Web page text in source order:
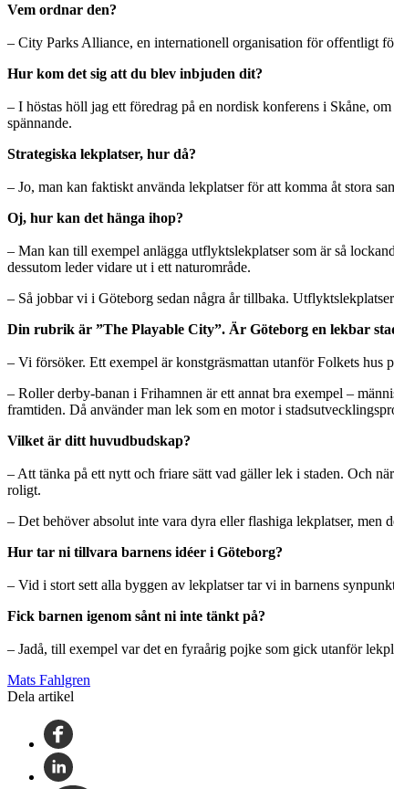
Vem ordnar den?
– City Parks Alliance, en internationell organisation för offentligt
Hur kom det sig att du blev inbjuden dit?
– I höstas höll jag ett föredrag på en nordisk konferens i Skåne,
spännande.
Strategiska lekplatser, hur då?
– Jo, man kan faktiskt använda lekplatser för att komma åt stora
Oj, hur kan det hänga ihop?
– Man kan till exempel anlägga utflyktslekplatser som är så
dessutom leder vidare ut i ett naturområde.
– Så jobbar vi i Göteborg sedan några år tillbaka.
Din rubrik är ”The Playable City”. Är Göteborg en lekbar
– Vi försöker. Ett exempel är konstgräsmattan utanför Folkets hus
– Roller derby-banan i Frihamnen är ett annat bra exempel –
framtiden. Då använder man lek som en motor i
Vilket är ditt huvudbudskap?
– Att tänka på ett nytt och friare sätt vad gäller lek i staden. Och
roligt.
– Det behöver absolut inte vara dyra eller flashiga lekplatser, men
Hur tar ni tillvara barnens idéer i Göteborg?
– Vid i stort sett alla byggen av lekplatser tar vi in barnens
Fick barnen igenom sånt ni inte tänkt på?
– Jadå, till exempel var det en fyraårig pojke som gick utanför
Mats Fahlgren
Dela artikel